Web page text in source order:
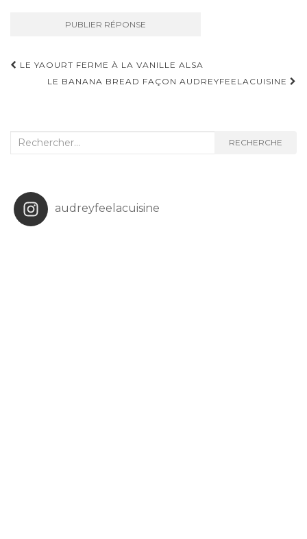
Navigation
d'article
LE YAOURT FERME À LA VANILLE ALSA
LE BANANA BREAD FAÇON AUDREYFEELACUISINE
Recherche
RECHERCHE
audreyfeelacuisine